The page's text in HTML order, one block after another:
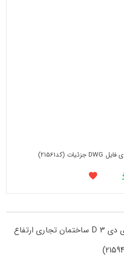
توضیحات محصول دانلود تری دی 3 D ساختمان تجاری ارتفاع